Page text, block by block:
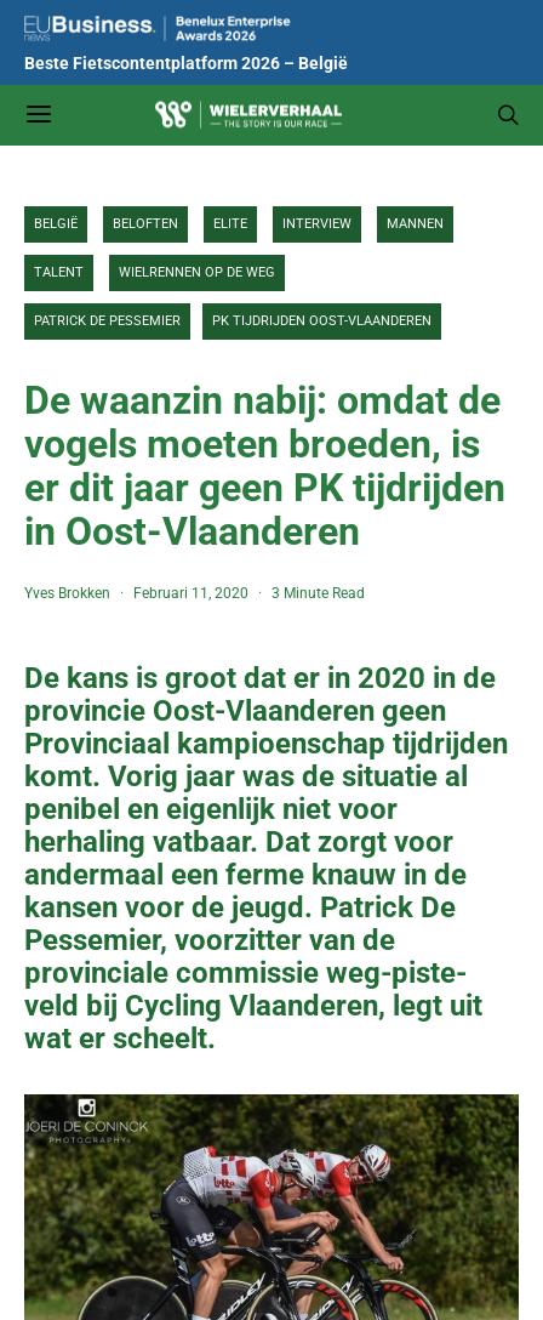
Beste Fietscontentplatform 2026 – België
BELGIË BELOFTEN ELITE INTERVIEW MANNEN
TALENT WIELRENNEN OP DE WEG
PATRICK DE PESSEMIER PK TIJDRIJDEN OOST-VLAANDEREN
De waanzin nabij: omdat de
vogels moeten broeden, is
er dit jaar geen PK tijdrijden
in Oost-Vlaanderen
Yves Brokken Februari 11, 2020 3 Minute Read
De kans is groot dat er in 2020 in de
provincie Oost-Vlaanderen geen
Provinciaal kampioenschap tijdrijden
komt. Vorig jaar was de situatie al
penibel en eigenlijk niet voor
herhaling vatbaar. Dat zorgt voor
andermaal een ferme knauw in de
kansen voor de jeugd. Patrick De
Pessemier, voorzitter van de
provinciale commissie weg-piste-
veld bij Cycling Vlaanderen, legt uit
wat er scheelt.